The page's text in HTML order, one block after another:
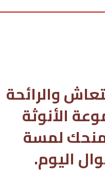
والرائحة
الأنوثة
لمسة
اليوم.